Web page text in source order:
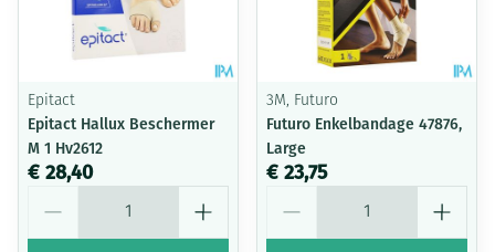
Epitact
Epitact Hallux Beschermer
M 1 Hv2612
€ 28,40
3M, Futuro
Futuro Enkelbandage 47876,
Large
€ 23,75